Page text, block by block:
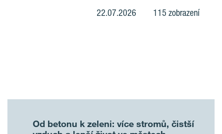
22.07.2026 115 zobrazení
Od betonu k zeleni: více stromů, čistší